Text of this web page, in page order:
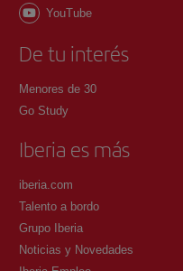
YouTube
De tu interés
Menores de 30
Go Study
Iberia es más
iberia.com
Talento a bordo
Grupo Iberia
Noticias y Novedades